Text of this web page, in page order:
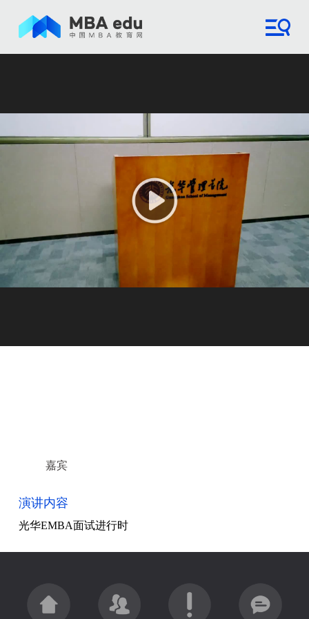
嘉宾
演讲内容
光华EMBA面试进行时